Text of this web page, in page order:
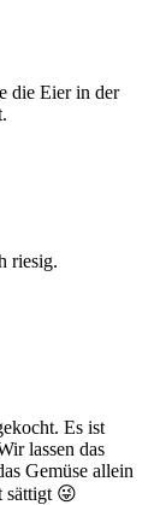
die Eier in der
riesig.
Es ist
lassen das
Gemüse allein
sättigt 😜